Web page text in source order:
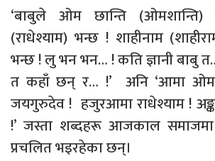
‘बाबुले ओम छान्ति (ओमशान्ति)
(राधेश्याम) भन्छ ! शाहीनाम
भन्छ ! लु भन भन… ! कति ज्ञानी बाबु
त कहाँ छन् र… !’ अनि ‘आमा ओम
जयगुरुदेव ! हजुरआमा राधेश्याम !
!’ जस्ता शब्दहरू आजकाल समाजमा
प्रचलित भइरहेका छन्।